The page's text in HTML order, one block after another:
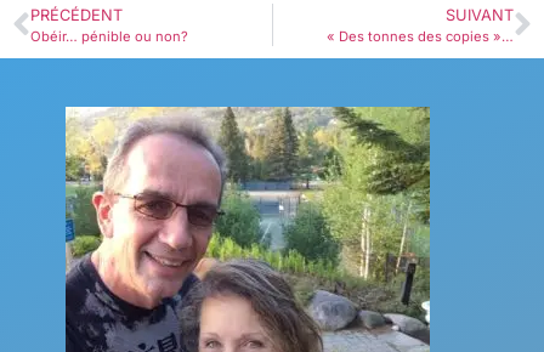
PRÉCÉDENT
Obéir… pénible ou non?
SUIVANT
« Des tonnes des copies »…